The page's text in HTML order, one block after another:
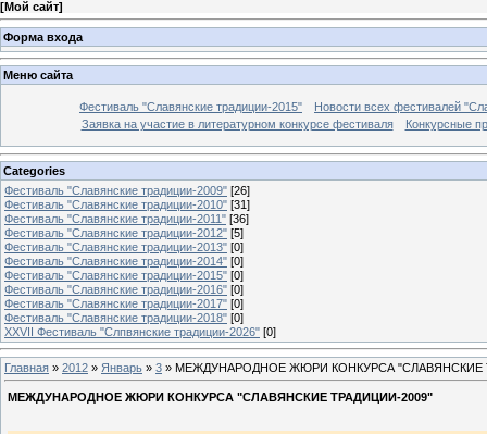
[Мой сайт]
Форма входа
Меню сайта
Фестиваль "Славянские традиции-2015"
Новости всех фестивалей
Заявка на участие в литературном конкурсе фестиваля
Конкурсные
Categories
Фестиваль "Славянские традиции-2009" [26]
Фестиваль "Славянские традиции-2010" [31]
Фестиваль "Славянские традиции-2011" [36]
Фестиваль "Славянские традиции-2012" [5]
Фестиваль "Славянские традиции-2013" [0]
Фестиваль "Славянские традиции-2014" [0]
Фестиваль "Славянские традиции-2015" [0]
Фестиваль "Славянские традиции-2016" [0]
Фестиваль "Славянские традиции-2017" [0]
Фестиваль "Славянские традиции-2018" [0]
XXVII Фестиваль "Слпвянские традиции-2026" [0]
Главная » 2012 » Январь » 3 » МЕЖДУНАРОДНОЕ ЖЮРИ КОНКУРСА "СЛАВЯНСКИЕ
МЕЖДУНАРОДНОЕ ЖЮРИ КОНКУРСА "СЛАВЯНСКИЕ ТРАДИЦИИ-2009"